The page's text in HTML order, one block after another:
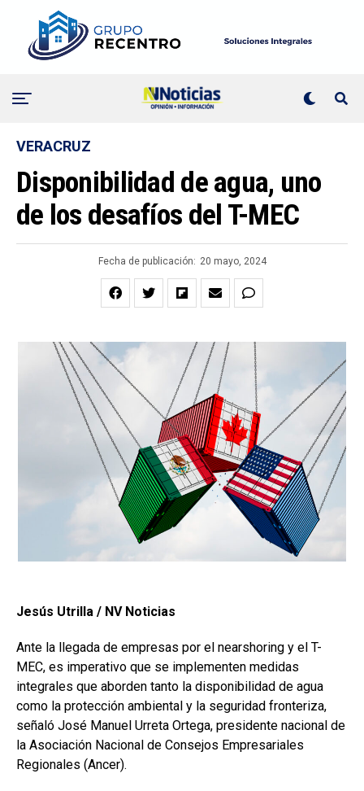
VERACRUZ
Disponibilidad de agua, uno
de los desafíos del T-MEC
Fecha de publicación: 20 mayo, 2024
Jesús Utrilla / NV Noticias
Ante la llegada de empresas por el nearshoring y el T-
MEC, es imperativo que se implementen medidas
integrales que aborden tanto la disponibilidad de agua
como la protección ambiental y la seguridad fronteriza,
señaló José Manuel Urreta Ortega, presidente nacional de
la Asociación Nacional de Consejos Empresariales
Regionales (Ancer).